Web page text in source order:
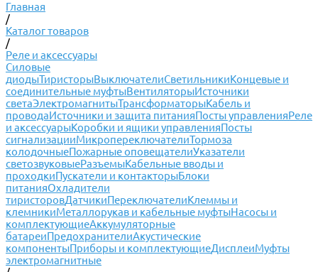
Главная
/
Каталог товаров
/
Реле и аксессуары
Силовые
диодыТиристорыВыключателиСветильникиКонцевые и
соединительные муфтыВентиляторыИсточники
светаЭлектромагнитыТрансформаторыКабель и
проводаИсточники и защита питанияПосты управленияРеле
и аксессуарыКоробки и ящики управленияПосты
сигнализацииМикропереключателиТормоза
колодочныеПожарные оповещателиУказатели
светозвуковыеРазъемыКабельные вводы и
проходкиПускатели и контакторыБлоки
питанияОхладители
тиристоровДатчикиПереключателиКлеммы и
клемникиМеталлорукав и кабельные муфтыНасосы и
комплектующиеАккумуляторные
батареиПредохранителиАкустические
компонентыПриборы и комплектующиеДисплеиМуфты
электромагнитные